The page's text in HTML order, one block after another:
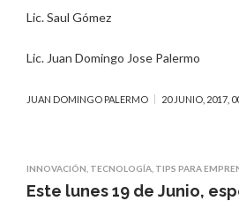
Lic. Saul Gómez
Lic. Juan Domingo Jose Palermo
JUAN DOMINGO PALERMO 20 JUNIO, 2017,
INNOVACIÓN TECNOLOGÍA TIPS PARA
Este lunes 19 de Junio,